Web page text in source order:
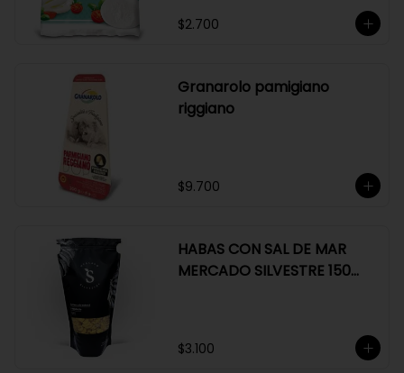
$2.700
Granarolo pamigiano
riggiano
$9.700
HABAS CON SAL DE MAR
MERCADO SILVESTRE 150
$3.100